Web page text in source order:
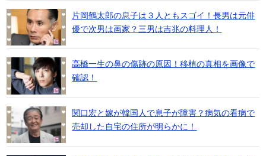
片岡鶴太郎の息子は３人ともスゴイ！長男は元俳
優で次男は画家？三男は吉兆の料理人！
高橋一生の鼻の傷跡の原因！移植の真相を画像で
確認！
関口宏と嫁が韓国人で息子が障害？病気の看病で
売却した自宅の住所が明らかに！